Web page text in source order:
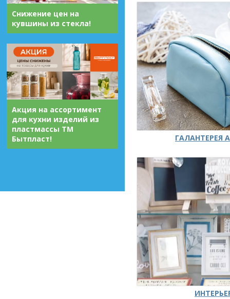
Снижение цен на
кувшины из стекла!
Акция на ассортимент
для кухни изделий из
пластмассы ТМ
Бытпласт!
ГАЛАНТЕРЕЯ